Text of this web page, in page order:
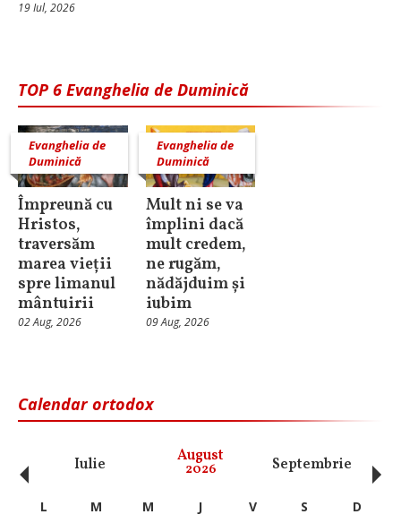
19 Iul, 2026
TOP 6 Evanghelia de Duminică
Evanghelia de
Duminică
Împreună cu
Hristos,
traversăm
marea vieții
spre limanul
mântuirii
02 Aug, 2026
Evanghelia de
Duminică
Mult ni se va
împlini dacă
mult credem,
ne rugăm,
nădăjduim și
iubim
09 Aug, 2026
Calendar ortodox
Iulie August
2026 Septembrie
‹ L M M J V S
D